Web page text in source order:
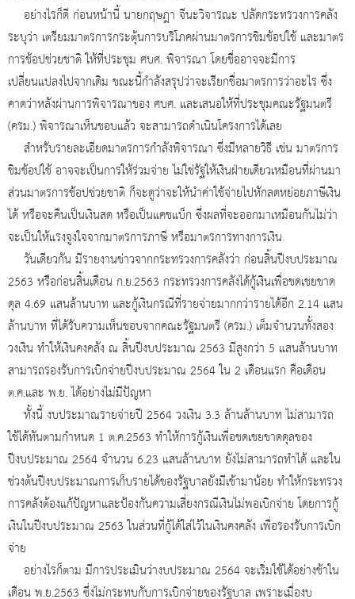
อย่างไรก็ดี ก่อนหน้านี้ นายกฤษฎา จีนะวิจารณะ ปลัดกระทรวงการคลัง
ระบุว่า เตรียมมาตรการกระตุ้นการบริโภคผ่านมาตรการชิมช้อปใช้ และมาตร
การช้อปช่วยชาติ ให้ที่ประชุม ศบศ. พิจารณา โดยชื่ออาจจะมีการ
เปลี่ยนแปลงไปจากเดิม ขณะนี้กำลังสรุปว่าจะเรียกชื่อมาตรการว่าอะไร ซึ่ง
คาดว่าหลังผ่านการพิจารณาของ ศบศ. และเสนอให้ที่ประชุมคณะรัฐมนตรี
(ครม.) พิจารณาเห็นชอบแล้ว จะสามารถดำเนินโครงการได้เลย
สำหรับรายละเอียดมาตรการกำลังพิจารณา ซึ่งมีหลายวิธี เช่น มาตรการ
ชิมช้อปใช้ อาจจะเป็นการให้ร่วมจ่าย ไม่ใช่รัฐให้เงินฝ่ายเดียวเหมือนที่ผ่านมา
ส่วนมาตรการช้อปช่วยชาติ ก็จะดูว่าจะให้นำค่าใช้จ่ายไปหักลดหย่อยภาษีเงิน
ได้ หรือจะคืนเป็นเงินสด หรือเป็นแคชแบ็ก ซึ่งผลที่จะออกมาเหมือนกันไม่ว่า
จะเป็นให้แรงจูงใจจากมาตรการภาษี หรือมาตรการทางการเงิน
วันเดียวกัน มีรายงานข่าวจากกระทรวงการคลังว่า ก่อนสิ้นปีงบประมาณ
2563 หรือก่อนสิ้นเดือน ก.ย.2563 กระทรวงการคลังได้กู้เงินเพื่อชดเชยขาด
ดุล 4.69 แสนล้านบาท และกู้เงินกรณีที่รายจ่ายมากกว่ารายได้อีก 2.14 แสน
ล้านบาท ที่ได้รับความเห็นชอบจากคณะรัฐมนตรี (ครม.) เต็มจำนวนทั้งสอง
วงเงิน ทำให้เงินคงคลัง ณ สิ้นปีงบประมาณ 2563 มีสูงกว่า 5 แสนล้านบาท
สามารถรองรับการเบิกจ่ายปีงบประมาณ 2564 ใน 2 เดือนแรก คือเดือน
ต.ค.และ พ.ย. ได้อย่างไม่มีปัญหา
ทั้งนี้ งบประมาณรายจ่ายปี 2564 วงเงิน 3.3 ล้านล้านบาท ไม่สามารถ
ใช้ได้ทันตามกำหนด 1 ต.ค.2563 ทำให้การกู้เงินเพื่อชดเชยขาดดุลของ
ปีงบประมาณ 2564 จำนวน 6.23 แสนล้านบาท ยังไม่สามารถทำได้ และใน
ช่วงต้นปีงบประมาณการเก็บรายได้ของรัฐบาลยังมีเข้ามาน้อย ทำให้กระทรวง
การคลังต้องแก้ปัญหาและป้องกันความเสี่ยงกรณีเงินไม่พอเบิกจ่าย โดยการกู้
เงินในปีงบประมาณ 2563 ในส่วนที่กู้ได้ใส่ไว้ในเงินคงคลัง เพื่อรองรับการเบิก
จ่าย
อย่างไรก็ตาม มีการประเมินว่างบประมาณ 2564 จะเริ่มใช้ได้อย่างช้าใน
เดือน พ.ย.2563 ซึ่งไม่กระทบกับการเบิกจ่ายของรัฐบาล เพราะเมื่องบ